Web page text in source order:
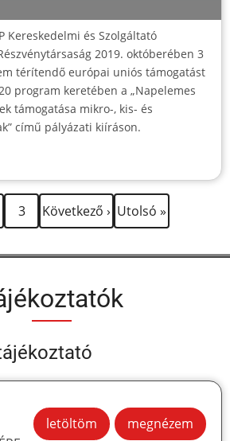
Kereskedelmi és Szolgáltató
2019. októberében 3
térítendő európai uniós támogatást
program keretében a „Napelemes
támogatása mikro-, kis- és
című pályázati kiíráson.
Oldal
3
Következő
oldal
Következő › Utolsó
oldal
Utolsó »
letöltöm megnézem